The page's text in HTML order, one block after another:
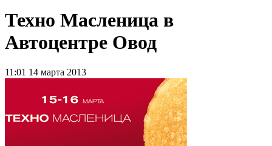
Техно Масленица в
Автоцентре Овод
11:01 14 марта 2013